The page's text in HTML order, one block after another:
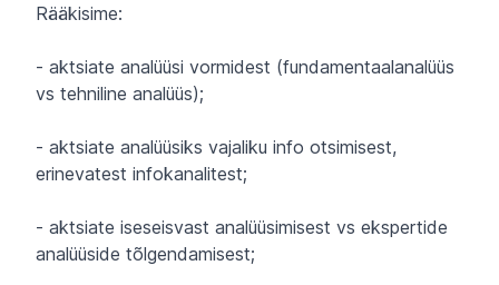
Rääkisime:
- aktsiate analüüsi vormidest (fundamentaalanalüüs
vs tehniline analüüs);
- aktsiate analüüsiks vajaliku info otsimisest,
erinevatest infokanalitest;
- aktsiate iseseisvast analüüsimisest vs ekspertide
analüüside tõlgendamisest;